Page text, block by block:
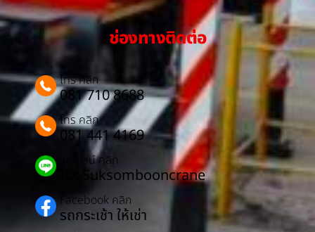
ช่องทางติดต่อ
โทร คลิก
081 710 8688
โทร คลิก
081 441 4169
แอดไลน์ คลิก
ID: Suksombooncrane
Facebook คลิก
รถกระเช้า ให้เช่า